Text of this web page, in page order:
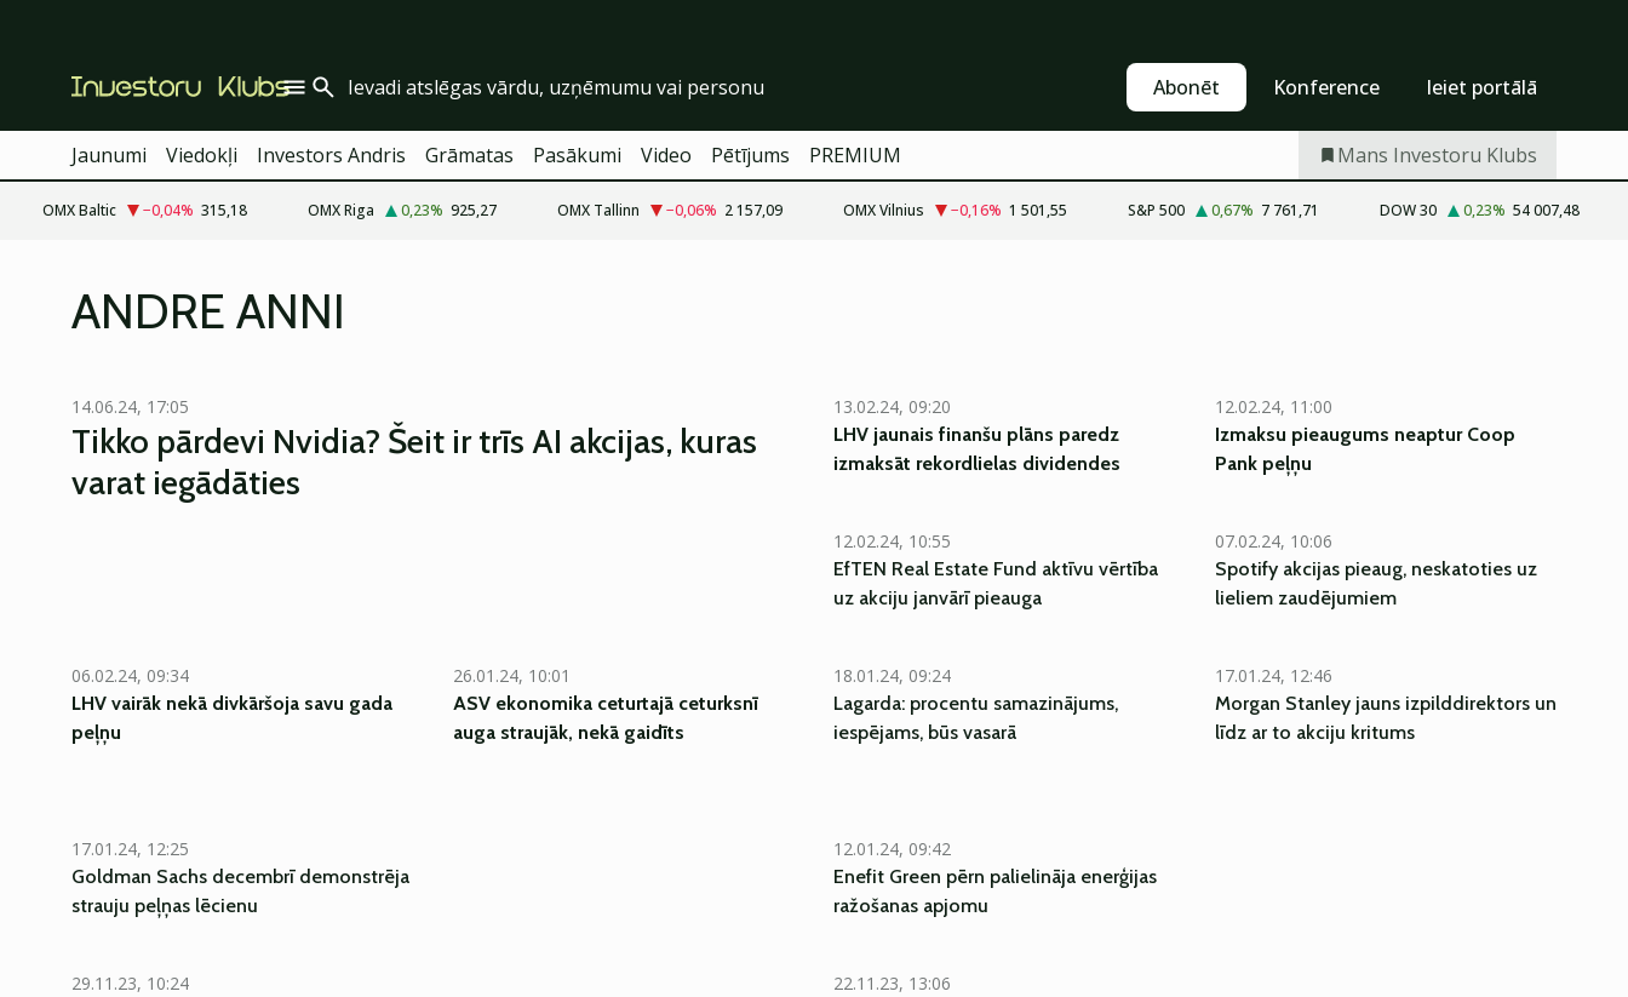
Abonēt Konference Ieiet portālā
Jaunumi Viedokļi Investors Andris Grāmatas Pasākumi Video Pētījums PREMIUM Mans Investoru Klubs
OMX Baltic −0,04% 315,18 OMX Riga 0,23% 925,27 OMX Tallinn −0,06% 2 157,09 OMX Vilnius −0,16% 1 501,55 S&P 500 0,67% 7 761,71 DOW 30 0,23% 54 007,48
ANDRE ANNI
14.06.24, 17:05
Tikko pārdevi Nvidia? Šeit ir trīs AI akcijas, kuras
varat iegādāties
13.02.24, 09:20
LHV jaunais finanšu plāns paredz
izmaksāt rekordlielas dividendes
12.02.24, 11:00
Izmaksu pieaugums neaptur Coop
Pank peļņu
12.02.24, 10:55
EfTEN Real Estate Fund aktīvu vērtība
uz akciju janvārī pieauga
07.02.24, 10:06
Spotify akcijas pieaug, neskatoties uz
lieliem zaudējumiem
06.02.24, 09:34
LHV vairāk nekā divkāršoja savu gada
peļņu
26.01.24, 10:01
ASV ekonomika ceturtajā ceturksnī
auga straujāk, nekā gaidīts
18.01.24, 09:24
Lagarda: procentu samazinājums,
iespējams, būs vasarā
17.01.24, 12:46
Morgan Stanley jauns izpilddirektors un
līdz ar to akciju kritums
17.01.24, 12:25
Goldman Sachs decembrī demonstrēja
strauju peļņas lēcienu
12.01.24, 09:42
Enefit Green pērn palielināja enerģijas
ražošanas apjomu
29.11.23, 10:24
22.11.23, 13:06